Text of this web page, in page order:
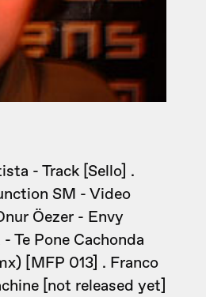
- Track [Sello] .
SM - Video
Öezer - Envy
Te Pone Cachonda
[MFP 013] . Franco
[not released yet]